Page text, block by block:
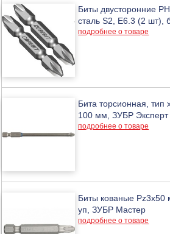
Биты двусторонние
сталь S2, Е6.3 (2 шт),
подробнее о товаре
Бита торсионная, тип
100 мм, ЗУБР Эксперт
подробнее о товаре
Биты кованые Pz3x50
уп, ЗУБР Мастер
подробнее о товаре